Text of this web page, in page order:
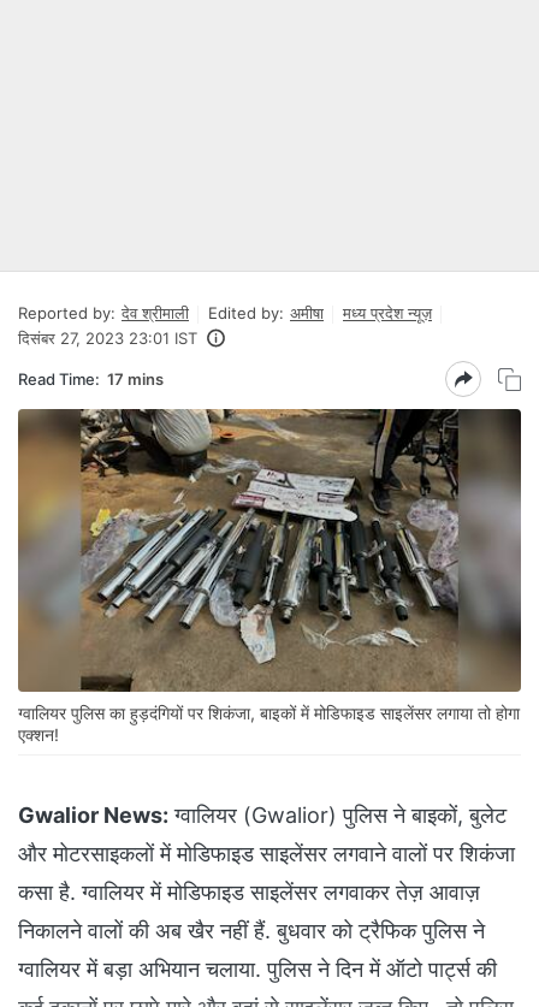
Reported by: देव श्रीमाली Edited by: अमीषा
मध्य प्रदेश न्यूज़
दिसंबर 27, 2023 23:01 IST
Read Time: 17 mins
ग्वालियर पुलिस का हुड़दंगियों पर शिकंजा, बाइकों में मोडिफाइड साइलेंसर लगाया तो होगा
एक्शन!
Gwalior News: ग्वालियर (Gwalior) पुलिस ने बाइकों, बुलेट
और मोटरसाइकलों में मोडिफाइड साइलेंसर लगवाने वालों पर शिकंजा
कसा है. ग्वालियर में मोडिफाइड साइलेंसर लगवाकर तेज़ आवाज़
निकालने वालों की अब खैर नहीं हैं. बुधवार को ट्रैफिक पुलिस ने
ग्वालियर में बड़ा अभियान चलाया. पुलिस ने दिन में ऑटो पार्ट्स की